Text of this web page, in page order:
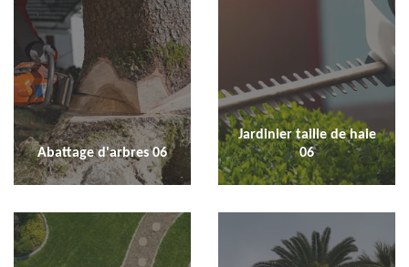
Abattage d'arbres 06
Jardinier taille de haie
06